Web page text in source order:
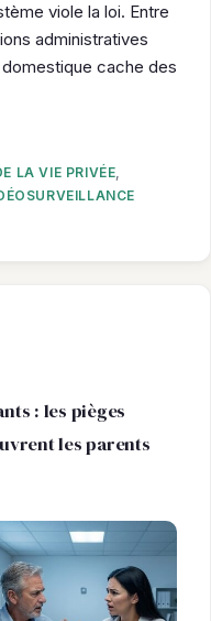
viole la loi. Entre
administratives
cache des
LA VIE PRIVÉE,
: les pièges
les parents